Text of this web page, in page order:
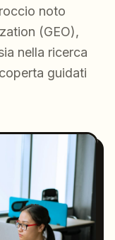
noto
(GEO),
nella ricerca
guidati